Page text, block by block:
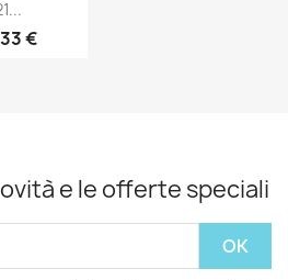
€
e le offerte speciali